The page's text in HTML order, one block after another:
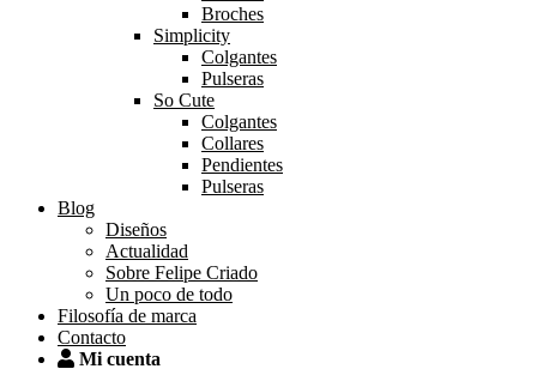
Broches
Simplicity
Colgantes
Pulseras
So Cute
Colgantes
Collares
Pendientes
Pulseras
Blog
Diseños
Actualidad
Sobre Felipe Criado
Un poco de todo
Filosofía de marca
Contacto
Mi cuenta